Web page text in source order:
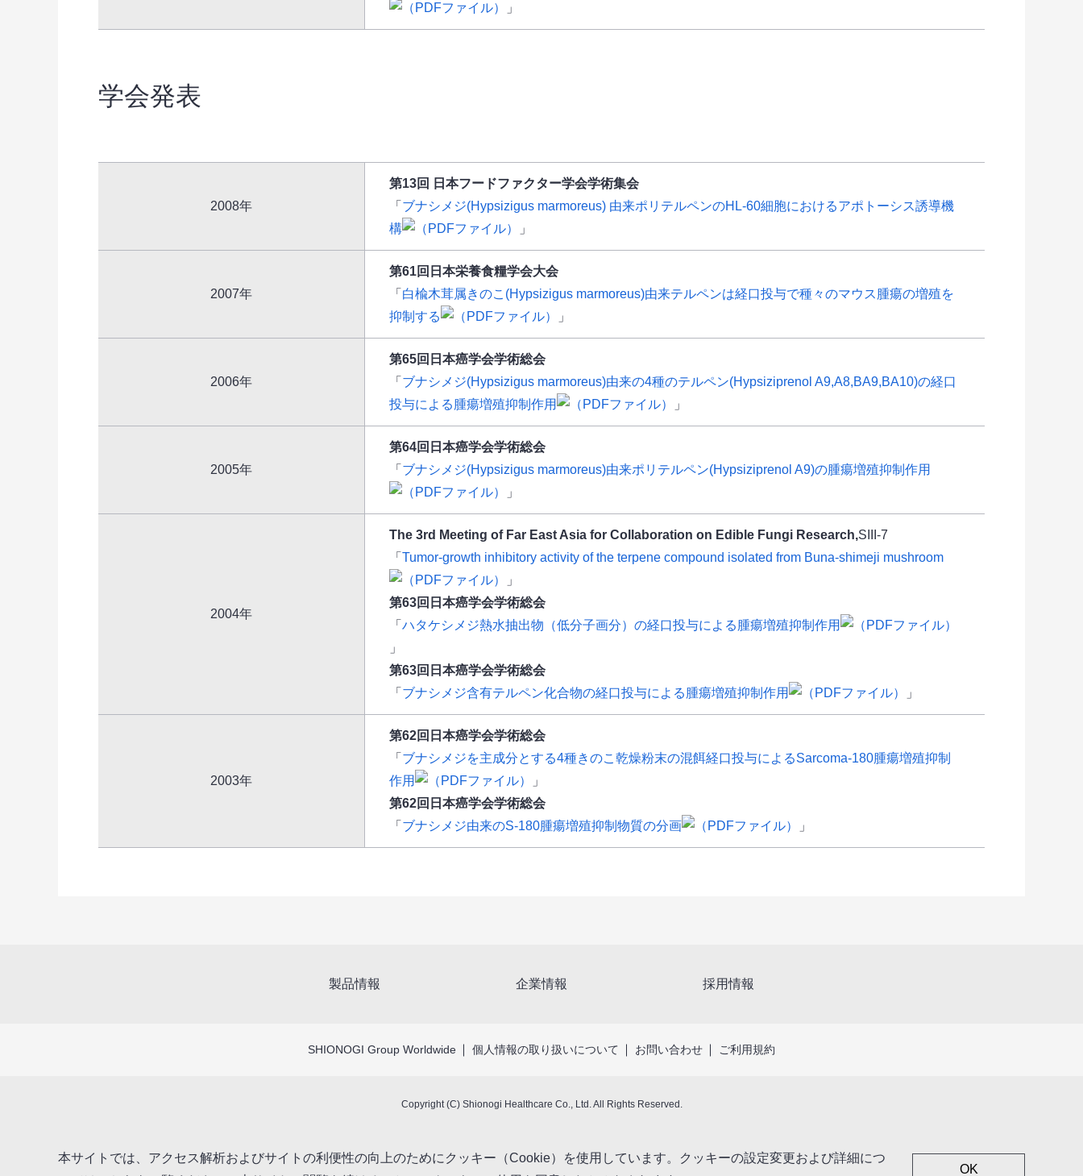
」
学会発表
2008年
第13回 日本フードファクター学会学術集会
「 ブナシメジ(Hypsizigus marmoreus) 由来ポリテルペンのHL-60細胞におけるアポトーシス誘導機
構
」
2007年
第61回日本栄養食糧学会大会
「 白楡木茸属きのこ(Hypsizigus marmoreus)由来テルペンは経口投与で種々のマウス腫瘍の増殖を
抑制する
」
2006年
第65回日本癌学会学術総会
「 ブナシメジ(Hypsizigus marmoreus)由来の4種のテルペン(Hypsiziprenol A9,A8,BA9,BA10)の経口
投与による腫瘍増殖抑制作用
」
2005年
第64回日本癌学会学術総会
「 ブナシメジ(Hypsizigus marmoreus)由来ポリテルペン(Hypsiziprenol A9)の腫瘍増殖抑制作用
」
2004年
The 3rd Meeting of Far East Asia for Collaboration on Edible Fungi Research,SIII-7
「 Tumor-growth inhibitory activity of the terpene compound isolated from Buna-shimeji mushroom
」
第63回日本癌学会学術総会
「 ハタケシメジ熱水抽出物（低分子画分）の経口投与による腫瘍増殖抑制作用
」
第63回日本癌学会学術総会
「 ブナシメジ含有テルペン化合物の経口投与による腫瘍増殖抑制作用 」
2003年
第62回日本癌学会学術総会
「 ブナシメジを主成分とする4種きのこ乾燥粉末の混餌経口投与によるSarcoma-180腫瘍増殖抑制
作用
」
第62回日本癌学会学術総会
「 ブナシメジ由来のS-180腫瘍増殖抑制物質の分画 」
製品情報 企業情報 採用情報
SHIONOGI Group Worldwide 個人情報の取り扱いについて お問い合わせ ご利用規約
Copyright (C) Shionogi Healthcare Co., Ltd. All Rights Reserved.
本サイトでは、アクセス解析およびサイトの利便性の向上のためにクッキー（Cookie）を使用しています。クッキーの設定変更および詳細につ
OK